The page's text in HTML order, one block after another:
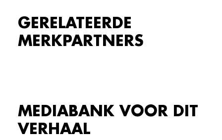
GERELATEERDE
MERKPARTNERS
MEDIABANK VOOR DIT
VERHAAL